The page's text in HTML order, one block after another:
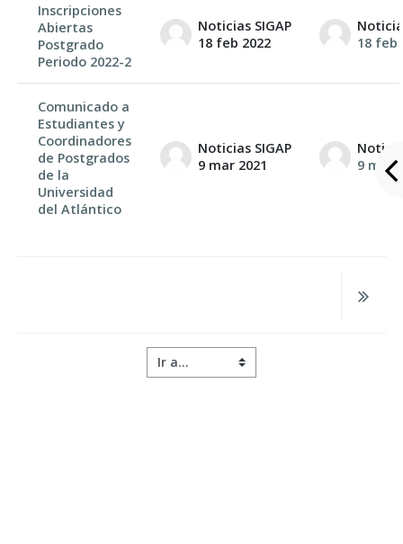
Inscripciones
Abiertas
Postgrado
Periodo 2022-2
Noticias SIGAP
18 feb 2022
18 feb
Comunicado a
Estudiantes y
Coordinadores
de Postgrados
de la
Universidad
del Atlántico
Noticias SIGAP
9 mar 2021
9 mar
Ir a...